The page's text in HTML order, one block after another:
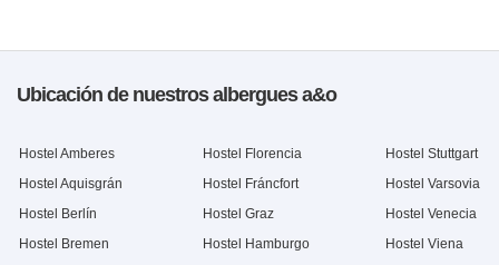
Ubicación de nuestros albergues a&o
Hostel Amberes
Hostel Aquisgrán
Hostel Berlín
Hostel Bremen
Hostel Florencia
Hostel Fráncfort
Hostel Graz
Hostel Hamburgo
Hostel Stuttgart
Hostel Varsovia
Hostel Venecia
Hostel Viena